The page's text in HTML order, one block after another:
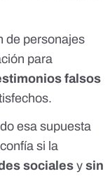
de personajes
para
falsos
esa supuesta
si la
socialesy sin